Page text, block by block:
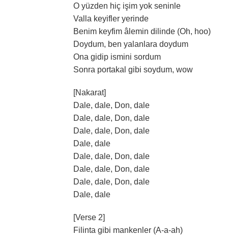
O yüzden hiç işim yok seninle
Valla keyifler yerinde
Benim keyfim âlemin dilinde (Oh, hoo)
Doydum, ben yalanlara doydum
Ona gidip ismini sordum
Sonra portakal gibi soydum, wow
[Nakarat]
Dale, dale, Don, dale
Dale, dale, Don, dale
Dale, dale, Don, dale
Dale, dale
Dale, dale, Don, dale
Dale, dale, Don, dale
Dale, dale, Don, dale
Dale, dale
[Verse 2]
Filinta gibi mankenler (A-a-ah)